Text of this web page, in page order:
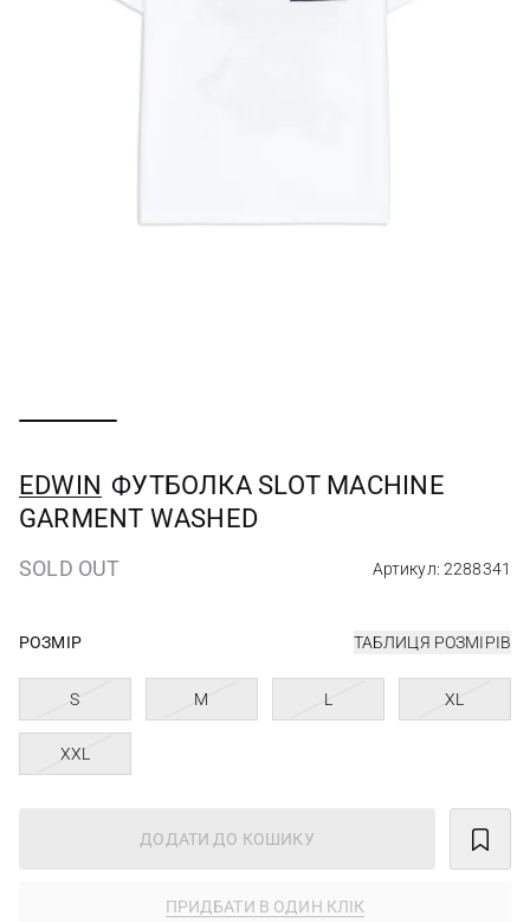
EDWIN ФУТБОЛКА SLOT MACHINE
GARMENT WASHED
SOLD OUT Артикул: 2288341
РОЗМІР ТАБЛИЦЯ РОЗМІРІВ
S M L XL
XXL
ДОДАТИ ДО КОШИКУ
ПРИДБАТИ В ОДИН КЛІК